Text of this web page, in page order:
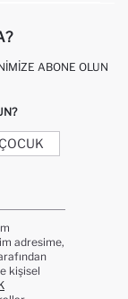
ABONE OLUN
ÇOCUK
adresime,
kişisel